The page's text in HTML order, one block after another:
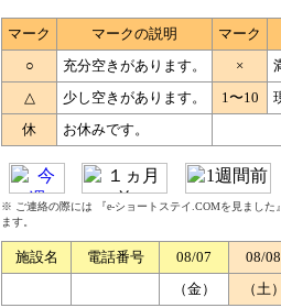
マーク マークの説明
マーク
○
充分空きがあります。 ×
△
少し空きがあります。 1〜10
休
お休みです。
※ ご連絡の際には 『e-ショートステイ.COMを見まし
ます。
施設名 電話番号 08/07
08/08
（金）
（土